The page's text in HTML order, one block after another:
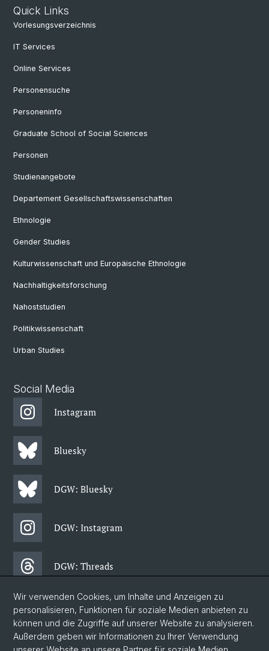
Quick Links
Vorlesungsverzeichnis
IT Services
Online Services
Personensuche
Personeninfo
Graduate School of Social Sciences
Personen
Studienangebote
Departement Gesellschaftswissenschaften
Ethnologie
Gender Studies
Kulturwissenschaft und Europäische Ethnologie
Nachhaltigkeitsforschung
Nahoststudien
Politikwissenschaft
Urban Studies
Social Media
Instagram
Bluesky
DGW: Bluesky
DGW: Instagram
DGW: Threads
DGW: Facebook
DGW: Newsletter
Wir verwenden Cookies, um Inhalte und Anzeigen zu
personalisieren, Funktionen für soziale Medien anbieten zu
können und die Zugriffe auf unserer Website zu analysieren.
Außerdem geben wir Informationen zu Ihrer Verwendung